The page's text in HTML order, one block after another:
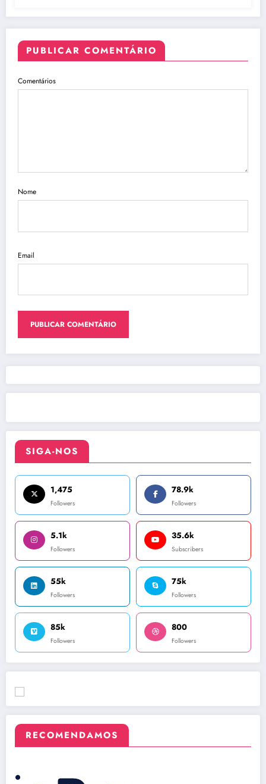
SIGA-NOS
1,475
Followers
78.9k
Followers
5.1k
Followers
35.6k
Subscribers
55k
Followers
75k
Followers
85k
Followers
800
Followers
RECOMENDAMOS
PUBLICAR COMENTÁRIO
Comentários
Nome
Email